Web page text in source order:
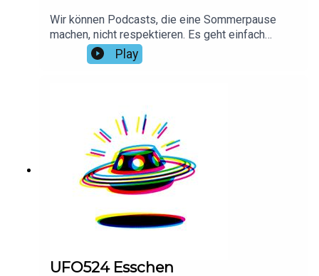
Wir können Podcasts, die eine Sommerpause
machen, nicht respektieren. Es geht einfach
nichtVielen Dank an Max für das Intro!Hier findest
du alle Infos und Rabatte unserer Werbepartner:
Play
UFO524 Esschen